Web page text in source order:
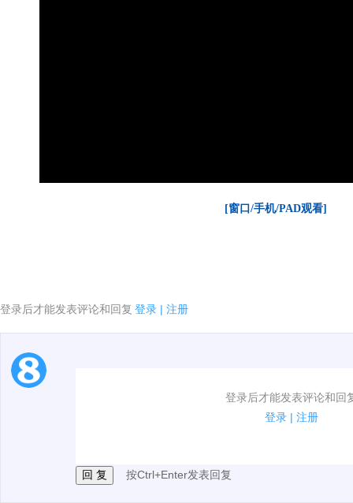
[窗口/手机/PAD观看]
登录后才能发表评论和回复 登录 | 注册
登录后才能发表评论和回
登录 | 注册
1.电脑端新用户可以发表评论了！
按Ctrl+Enter发表回复